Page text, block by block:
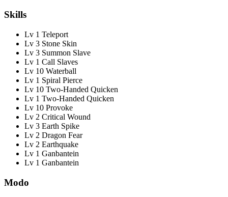
Skills
Lv 1 Teleport
Lv 3 Stone Skin
Lv 3 Summon Slave
Lv 1 Call Slaves
Lv 10 Waterball
Lv 1 Spiral Pierce
Lv 10 Two-Handed Quicken
Lv 1 Two-Handed Quicken
Lv 10 Provoke
Lv 2 Critical Wound
Lv 3 Earth Spike
Lv 2 Dragon Fear
Lv 2 Earthquake
Lv 1 Ganbantein
Lv 1 Ganbantein
Modo